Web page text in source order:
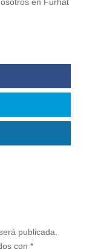
publicada.
con *